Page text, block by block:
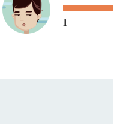
1